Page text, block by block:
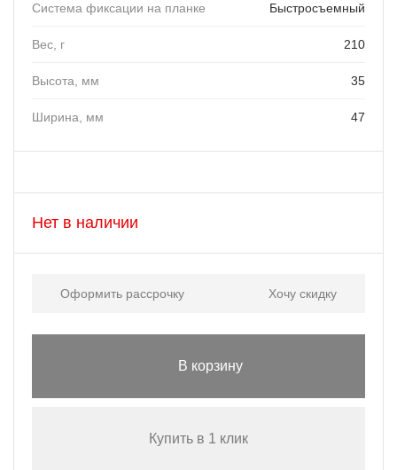
Система фиксации на планке Быстросъемный
Вес, г 210
Высота, мм 35
Ширина, мм 47
Нет в наличии
Оформить рассрочку Хочу скидку
В корзину
Купить в 1 клик